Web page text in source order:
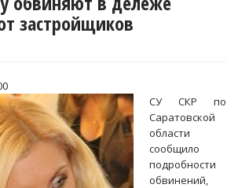
застройщиков
СУ СКР по
Саратовской
области
сообщило
подробности
обвинений,